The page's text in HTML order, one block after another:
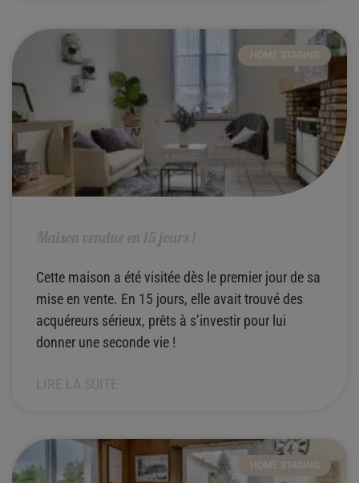
HOME STAGING
Maison vendue en 15 jours !
Cette maison a été visitée dès le premier jour de sa
mise en vente. En 15 jours, elle avait trouvé des
acquéreurs sérieux, prêts à s’investir pour lui
donner une seconde vie !
LIRE LA SUITE
HOME STAGING